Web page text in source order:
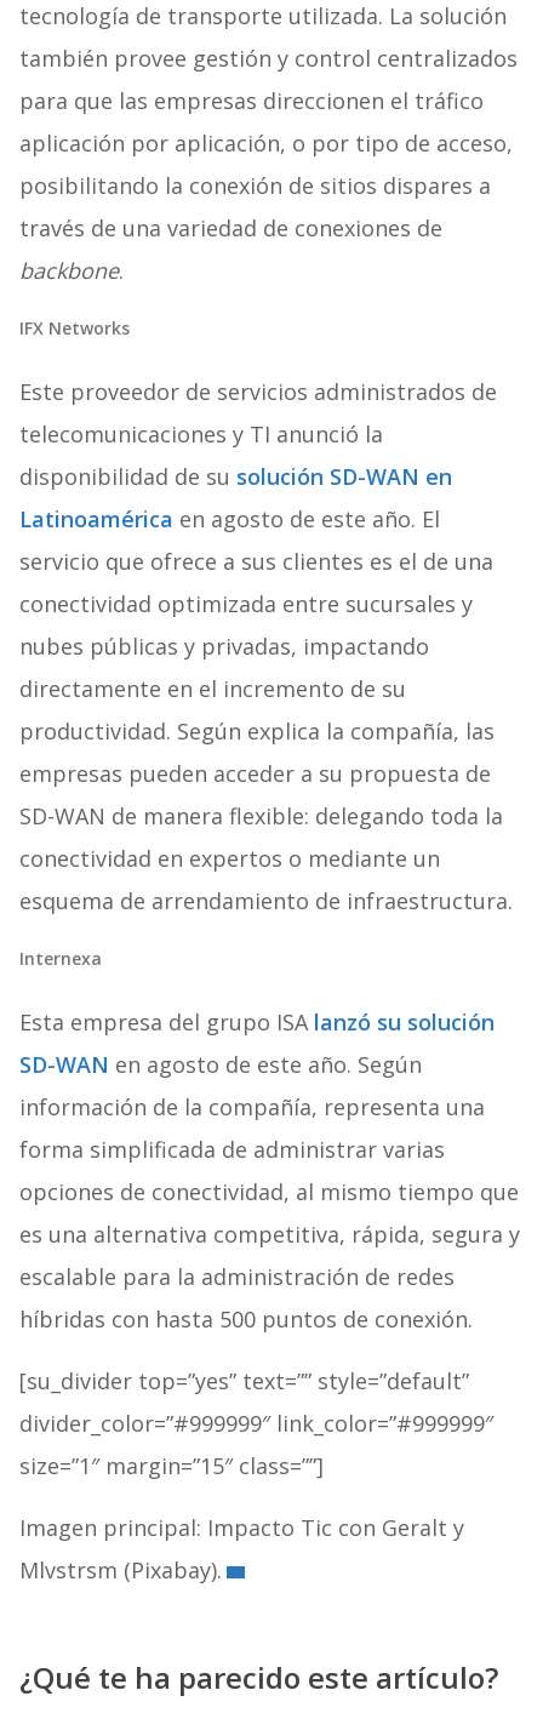
tecnología de transporte utilizada. La solución
también provee gestión y control centralizados
para que las empresas direccionen el tráfico
aplicación por aplicación, o por tipo de acceso,
posibilitando la conexión de sitios dispares a
través de una variedad de conexiones de
backbone.
IFX Networks
Este proveedor de servicios administrados de
telecomunicaciones y TI anunció la
disponibilidad de su solución SD-WAN en
Latinoamérica en agosto de este año. El
servicio que ofrece a sus clientes es el de una
conectividad optimizada entre sucursales y
nubes públicas y privadas, impactando
directamente en el incremento de su
productividad. Según explica la compañía, las
empresas pueden acceder a su propuesta de
SD-WAN de manera flexible: delegando toda la
conectividad en expertos o mediante un
esquema de arrendamiento de infraestructura.
Internexa
Esta empresa del grupo ISA lanzó su solución
SD-WAN en agosto de este año. Según
información de la compañía, representa una
forma simplificada de administrar varias
opciones de conectividad, al mismo tiempo que
es una alternativa competitiva, rápida, segura y
escalable para la administración de redes
híbridas con hasta 500 puntos de conexión.
[su_divider top=”yes” text=”” style=”default”
divider_color=”#999999″ link_color=”#999999″
size=”1″ margin=”15″ class=””]
Imagen principal: Impacto Tic con Geralt y
Mlvstrsm (Pixabay).
¿Qué te ha parecido este artículo?